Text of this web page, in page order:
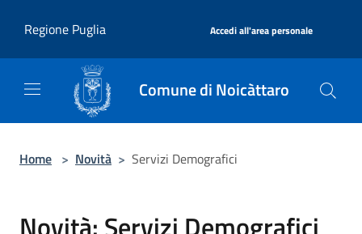
Regione Puglia
Accedi all'area personale
Comune di Noicàttaro
Home > Novità > Servizi Demografici